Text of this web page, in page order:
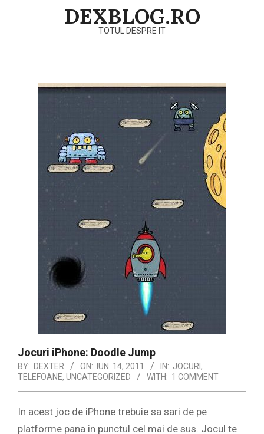
DEXBLOG.RO
TOTUL DESPRE IT
Navigation
Jocuri iPhone: Doodle Jump
BY: DEXTER ON: IUN. 14, 2011 IN: JOCURI ,
TELEFOANE, UNCATEGORIZED WITH: 1 COMMENT
In acest joc de iPhone trebuie sa sari de pe
platforme pana in punctul cel mai de sus. Jocul te